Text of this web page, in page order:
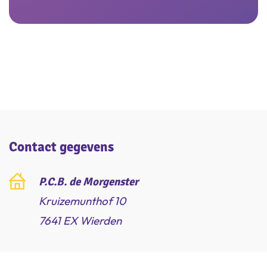
Inschrijven
Contact gegevens
P.C.B. de Morgenster
Kruizemunthof 10
7641 EX Wierden